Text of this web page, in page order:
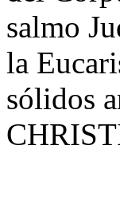
salmo
la
sólidos